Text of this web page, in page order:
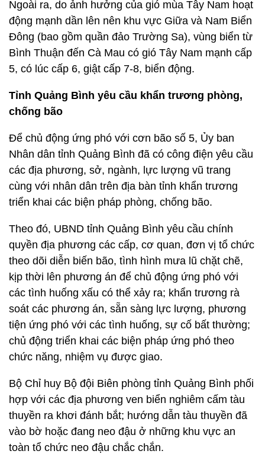
Ngoài ra, do ảnh hưởng của gió mùa Tây Nam hoạt
động mạnh dần lên nên khu vực Giữa và Nam Biển
Đông (bao gồm quần đảo Trường Sa), vùng biển từ
Bình Thuận đến Cà Mau có gió Tây Nam mạnh cấp
5, có lúc cấp 6, giật cấp 7-8, biển động.
Tỉnh Quảng Bình yêu cầu khẩn trương phòng,
chống bão
Để chủ động ứng phó với cơn bão số 5, Ủy ban
Nhân dân tỉnh Quảng Bình đã có công điện yêu cầu
các địa phương, sở, ngành, lực lượng vũ trang
cùng với nhân dân trên địa bàn tỉnh khẩn trương
triển khai các biện pháp phòng, chống bão.
Theo đó, UBND tỉnh Quảng Bình yêu cầu chính
quyền địa phương các cấp, cơ quan, đơn vị tổ chức
theo dõi diễn biến bão, tình hình mưa lũ chặt chẽ,
kịp thời lên phương án để chủ động ứng phó với
các tình huống xấu có thể xảy ra; khẩn trương rà
soát các phương án, sẵn sàng lực lượng, phương
tiện ứng phó với các tình huống, sự cố bất thường;
chủ động triển khai các biện pháp ứng phó theo
chức năng, nhiệm vụ được giao.
Bộ Chỉ huy Bộ đội Biên phòng tỉnh Quảng Bình phối
hợp với các địa phương ven biển nghiêm cấm tàu
thuyền ra khơi đánh bắt; hướng dẫn tàu thuyền đã
vào bờ hoặc đang neo đậu ở những khu vực an
toàn tổ chức neo đậu chắc chắn.